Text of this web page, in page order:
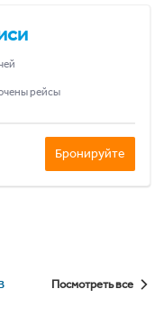
рейсы
Бронируйте
Посмотреть все